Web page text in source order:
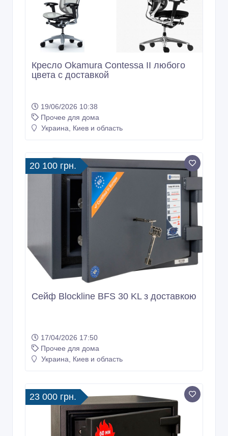
Кресло Okamura Contessa II любого
цвета с доставкой
19/06/2026 10:38
Прочее для дома
Украина, Киев и область
20 100 грн.
Сейф Blockline BFS 30 KL з доставкою
17/04/2026 17:50
Прочее для дома
Украина, Киев и область
23 000 грн.